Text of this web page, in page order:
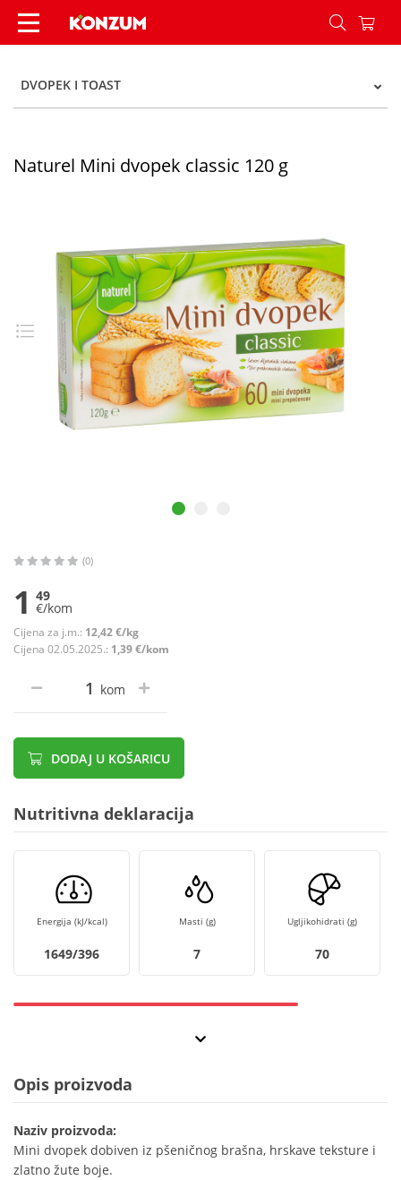
Naturel Mini dvopek classic 120 g - Konzum
DVOPEK I TOAST
Naturel Mini dvopek classic 120 g
(0)
1 49
€/kom
Cijena za j.m.: 12,42 €/kg
Cijena 02.05.2025.: 1,39 €/kom
kom
DODAJ U KOŠARICU
Nutritivna deklaracija
Energija (kJ/kcal)
1649/396
Masti (g)
7
Ugljikohidrati (g)
70
Opis proizvoda
Naziv proizvoda:
Mini dvopek dobiven iz pšeničnog brašna, hrskave teksture i
zlatno žute boje.